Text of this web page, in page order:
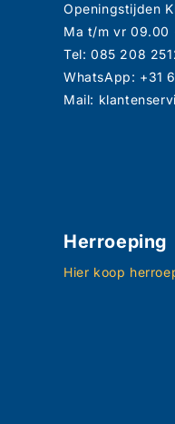
Openingstijden
Ma t/m vr 09.00
Tel: 085 208
WhatsApp: +31
Mail:
Herroeping
Hier koop